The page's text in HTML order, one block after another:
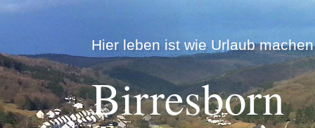
Hier leben ist wie Urlaub
Birresborn